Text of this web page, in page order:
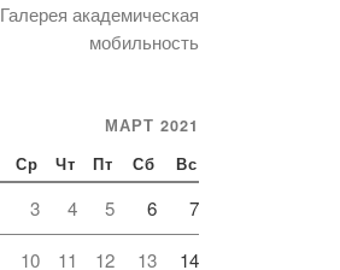
Галерея академическая
мобильность
МАРТ 2021
Ср Чт Пт Сб Вс
3 4 5 6 7
10 11 12 13 14